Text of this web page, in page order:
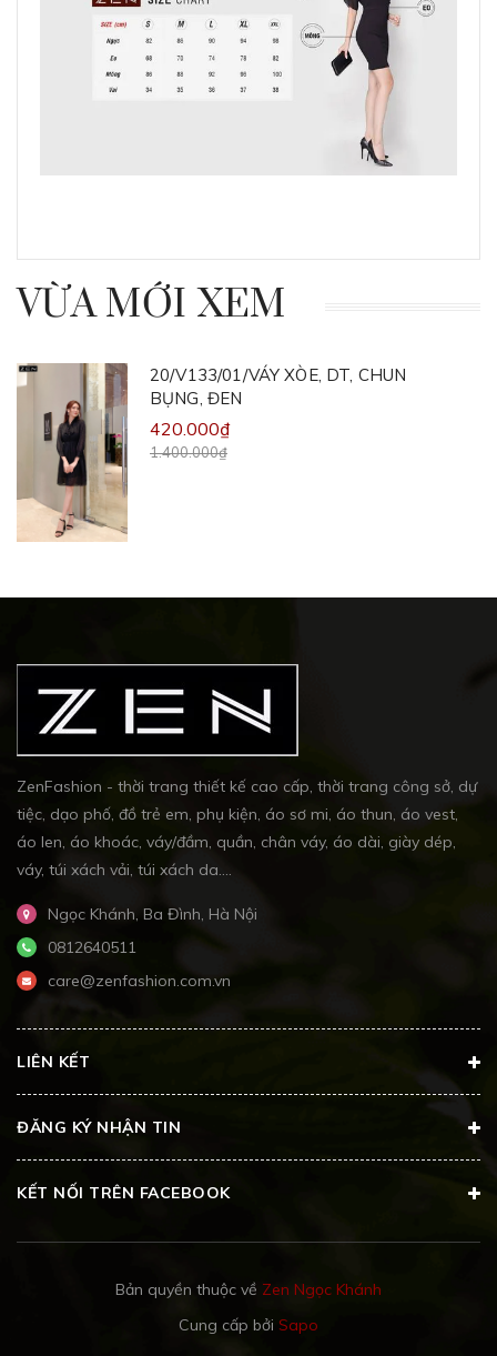
VỪA MỚI XEM
20/V133/01/VÁY XÒE, DT, CHUN
BỤNG, ĐEN
420.000₫
1.400.000₫
ZenFashion - thời trang thiết kế cao cấp, thời trang công sở, dự
tiệc, dạo phố, đồ trẻ em, phụ kiện, áo sơ mi, áo thun, áo vest,
áo len, áo khoác, váy/đầm, quần, chân váy, áo dài, giày dép,
váy, túi xách vải, túi xách da....
Ngọc Khánh, Ba Đình, Hà Nội
0812640511
care@zenfashion.com.vn
LIÊN KẾT
ĐĂNG KÝ NHẬN TIN
KẾT NỐI TRÊN FACEBOOK
Bản quyền thuộc về Zen Ngọc Khánh
Cung cấp bởi Sapo